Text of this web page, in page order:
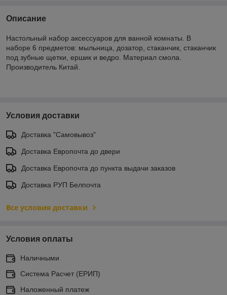
Описание
Настольный набор аксессуаров для ванной комнаты. В
наборе 6 предметов: мыльница, дозатор, стаканчик, стаканчик
под зубные щетки, ершик и ведро. Материал смола.
Производитель Китай.
Условия доставки
Доставка "Самовывоз"
Доставка Европочта до двери
Доставка Европочта до пункта выдачи заказов
Доставка РУП Белпочта
Все условия доставки
Условия оплаты
Наличными
Система Расчет (ЕРИП)
Наложенный платеж